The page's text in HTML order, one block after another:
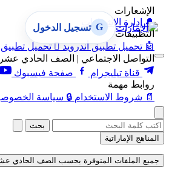
الإشعارات
🔔 إدارة الإشعارات
التطبيقات
🤖 تحميل تطبيق أندرويد  تحميل تطبيق
التواصل الاجتماعي | الصف الحادي عشر
قناة تيليجرام
صفحة فيسبوك
روابط مهمة
📄 شروط الاستخدام 🔒 سياسة
G تسجيل الدخول
بحث
المناهج الإماراتية
جميع الملفات المتوفرة بحسب الصف الحادي عشر